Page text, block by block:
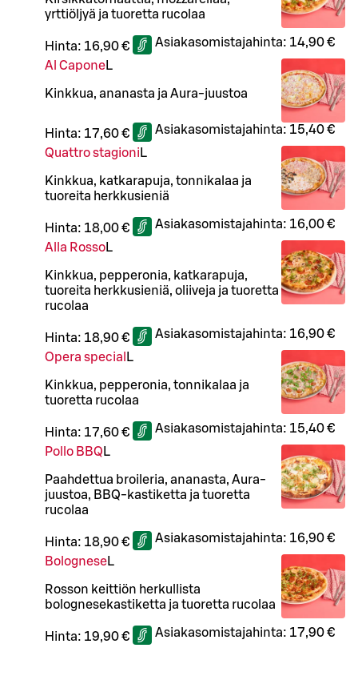
yrttiöljyä ja tuoretta rucolaa
Hinta: 16,90 € Asiakasomistajahinta: 14,90 €
Al CaponeL
Kinkkua, ananasta ja Aura-juustoa
Hinta: 17,60 € Asiakasomistajahinta: 15,40 €
Quattro stagioni L
Kinkkua, katkarapuja, tonnikalaa ja
tuoreita herkkusieniä
Hinta: 18,00 € Asiakasomistajahinta: 16,00 €
Alla RossoL
Kinkkua, pepperonia, katkarapuja,
tuoreita herkkusieniä, oliiveja ja tuoretta
rucolaa
Hinta: 18,90 € Asiakasomistajahinta: 16,90 €
Opera special L
Kinkkua, pepperonia, tonnikalaa ja
tuoretta rucolaa
Hinta: 17,60 € Asiakasomistajahinta: 15,40 €
Pollo BBQ L
Paahdettua broileria, ananasta, Aura-
juustoa, BBQ-kastiketta ja tuoretta
rucolaa
Hinta: 18,90 € Asiakasomistajahinta: 16,90 €
BologneseL
Rosson keittiön herkullista
bolognesekastiketta ja tuoretta rucolaa
Hinta: 19,90 € Asiakasomistajahinta: 17,90 €